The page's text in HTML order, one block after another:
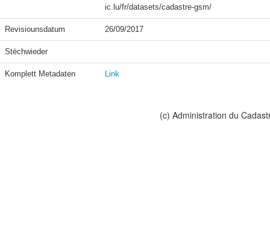
ic.lu/fr/datasets/cadastre-gsm/
Revisiounsdatum 26/09/2017
Stëchwieder
Komplett Metadaten Link
(c) Administration du